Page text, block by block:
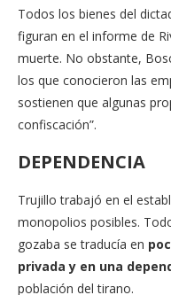
Todos los bienes del
figuran en el informe de
muerte. No obstante,
los que conocieron las
sostienen que algunas
confiscación”.
DEPENDENCIA
Trujillo trabajó en el
monopolios posibles.
gozaba se traducía en
privada y en una
población del tirano.